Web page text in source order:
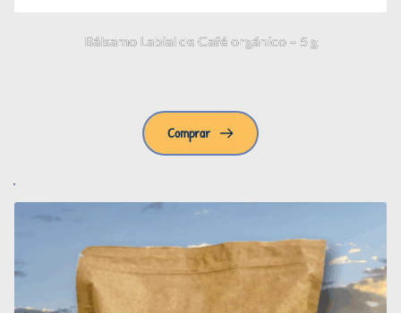
Bálsamo Labial de Café orgánico – 5 g
Comprar